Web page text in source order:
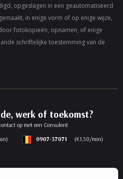
opgeslagen in een geautomatiseerd
in enige vorm of op enige wijze,
fotokopieën, opnamen, of enige
schriftelijke toestemming van de
werk of toekomst?
op met een Consulent
0907-37071 (€1,50/min)